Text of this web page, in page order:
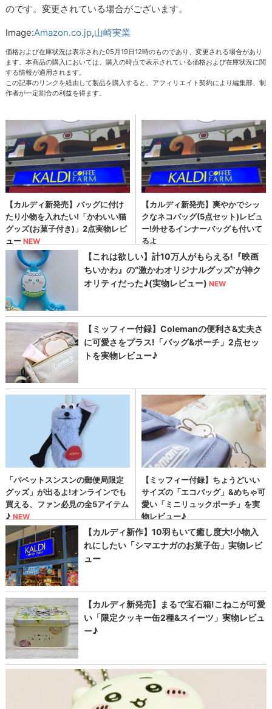
のです。変更されている場合がございます。
Image:Amazon.co.jp,山崎実業
価格および在庫状況は表示された05月19日12時のものであり、変更される場合があり
ます。本商品の購入においては、購入の時点で表示されている価格および在庫状況に関
する情報が適用されます。
この記事のリンクを経由して製品を購入すると、アフィリエイト契約により編集部、制
作者が一定割合の利益を得ます。